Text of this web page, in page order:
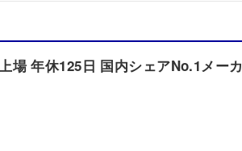
場 年休125日 国内シェアNo.1メーカ